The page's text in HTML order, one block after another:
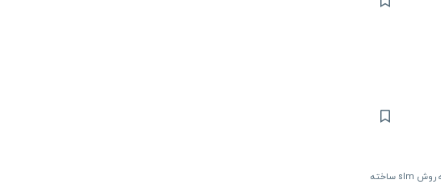
سلام و درود طراحی یک قطعه در سالیدورک به همراه انجام یک سری محاسبات عددی چقدر طول میکشه زمان زیادی ندارم یک قطعه صنعت هوافضا که به روش slm ساخته